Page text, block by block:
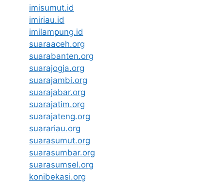
imisumut.id
imiriau.id
imilampung.id
suaraaceh.org
suarabanten.org
suarajogja.org
suarajambi.org
suarajabar.org
suarajatim.org
suarajateng.org
suarariau.org
suarasumut.org
suarasumbar.org
suarasumsel.org
konibekasi.org